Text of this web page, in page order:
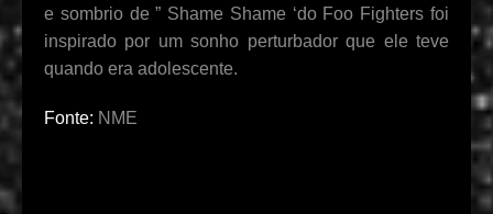
e sombrio de ” Shame Shame ‘do Foo Fighters foi
inspirado por um sonho perturbador que ele teve
quando era adolescente.
Fonte: NME